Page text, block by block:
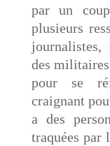
par un
plusieurs
journalistes,
des
pour se
craignant
a des
traquées par